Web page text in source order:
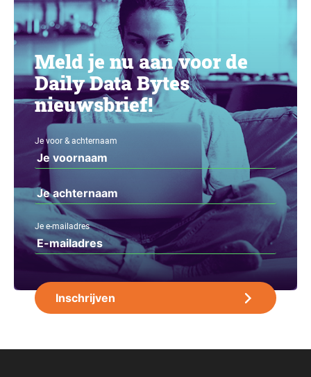
Meld je nu aan voor de
Daily Data Bytes
nieuwsbrief!
Je voor & achternaam
Je e-mailadres